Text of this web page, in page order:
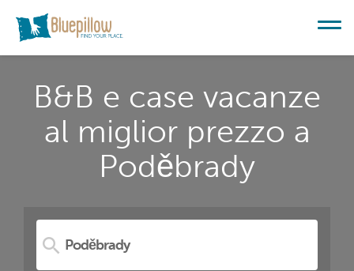
B&B e case vacanze
al miglior prezzo a
Poděbrady